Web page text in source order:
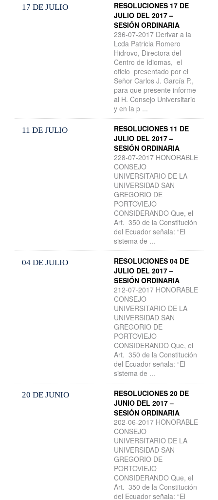
17 DE JULIO
RESOLUCIONES 17 DE
JULIO DEL 2017 –
SESIÓN ORDINARIA
236-07-2017 Derivar a la
Lcda Patricia Romero
Hidrovo, Directora del
Centro de Idiomas, el
oficio presentado por el
Señor Carlos J. García P.,
para que presente informe
al H. Consejo Universitario
y en la p ...
11 DE JULIO
RESOLUCIONES 11 DE
JULIO DEL 2017 –
SESIÓN ORDINARIA
228-07-2017 HONORABLE
CONSEJO
UNIVERSITARIO DE LA
UNIVERSIDAD SAN
GREGORIO DE
PORTOVIEJO
CONSIDERANDO Que, el
Art. 350 de la Constitución
del Ecuador señala: “El
sistema de ...
04 DE JULIO
RESOLUCIONES 04 DE
JULIO DEL 2017 –
SESIÓN ORDINARIA
212-07-2017 HONORABLE
CONSEJO
UNIVERSITARIO DE LA
UNIVERSIDAD SAN
GREGORIO DE
PORTOVIEJO
CONSIDERANDO Que, el
Art. 350 de la Constitución
del Ecuador señala: “El
sistema de ...
20 DE JUNIO
RESOLUCIONES 20 DE
JUNIO DEL 2017 –
SESIÓN ORDINARIA
202-06-2017 HONORABLE
CONSEJO
UNIVERSITARIO DE LA
UNIVERSIDAD SAN
GREGORIO DE
PORTOVIEJO
CONSIDERANDO Que, el
Art. 350 de la Constitución
del Ecuador señala: “El